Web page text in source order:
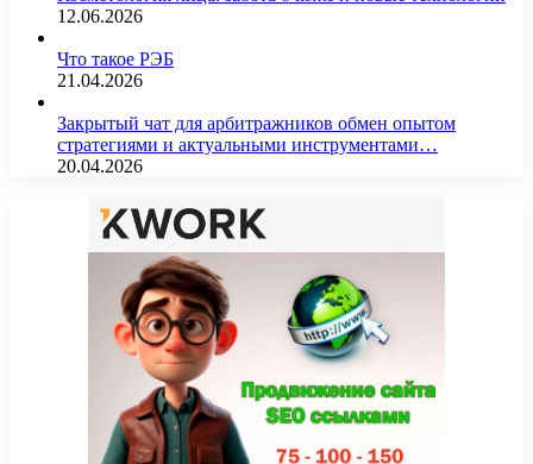
12.06.2026
Что такое РЭБ
21.04.2026
Закрытый чат для арбитражников обмен опытом
стратегиями и актуальными инструментами…
20.04.2026